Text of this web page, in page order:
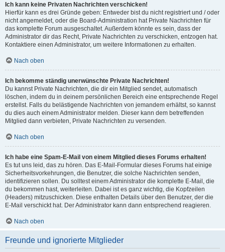
Ich kann keine Privaten Nachrichten verschicken!
Hierfür kann es drei Gründe geben: Entweder bist du nicht registriert und / oder
nicht angemeldet, oder die Board-Administration hat Private Nachrichten für
das komplette Forum ausgeschaltet. Außerdem könnte es sein, dass der
Administrator dir das Recht, Private Nachrichten zu verschicken, entzogen hat.
Kontaktiere einen Administrator, um weitere Informationen zu erhalten.
Nach oben
Ich bekomme ständig unerwünschte Private Nachrichten!
Du kannst Private Nachrichten, die dir ein Mitglied sendet, automatisch
löschen, indem du in deinem persönlichen Bereich eine entsprechende Regel
erstellst. Falls du belästigende Nachrichten von jemandem erhältst, so kannst
du dies auch einem Administrator melden. Dieser kann dem betreffenden
Mitglied dann verbieten, Private Nachrichten zu versenden.
Nach oben
Ich habe eine Spam-E-Mail von einem Mitglied dieses Forums erhalten!
Es tut uns leid, das zu hören. Das E-Mail-Formular dieses Forums hat einige
Sicherheitsvorkehrungen, die Benutzer, die solche Nachrichten senden,
identifizieren sollen. Du solltest einem Administrator die komplette E-Mail, die
du bekommen hast, weiterleiten. Dabei ist es ganz wichtig, die Kopfzeilen
(Headers) mitzuschicken. Diese enthalten Details über den Benutzer, der die
E-Mail verschickt hat. Der Administrator kann dann entsprechend reagieren.
Nach oben
Freunde und ignorierte Mitglieder